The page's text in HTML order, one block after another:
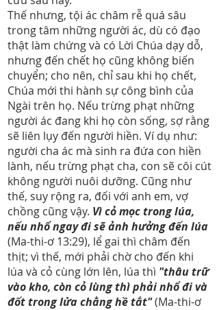
Thế nhưng, tội ác châm rễ quá sâu
trong tâm những người ác, dù có đạo
thật làm chứng và có Lời Chúa dạy dỗ,
nhưng đến chết họ cũng không biến
chuyển; cho nên, chỉ sau khi họ chết,
Chúa mới thi hành sự công bình của
Ngài trên họ. Nếu trừng phạt những
người ác đang khi họ còn sống, sợ rằng
sẽ liên lụy đến người hiền. Ví dụ như:
người cha ác mà sinh ra đứa con hiền
lành, nếu trừng phạt cha, con sẽ côi cút
không người nuôi dưỡng. Cũng như
thế, suy rộng ra, đối với anh em, vợ
chồng cũng vậy. Vì cỏ mọc trong lúa,
nếu nhổ ngay đi sẽ ảnh hưởng đến lúa
(Ma-thi-ơ 13:29), lể gai thì châm đến
thịt; vì thế, mới phải chờ cho đến khi
lúa và cỏ cùng lớn lên, lúa thì "thâu trữ
vào kho, còn cỏ lùng thì phải nhổ đi và
đốt trong lửa chẳng hề tắt"(Ma-thi-ơ